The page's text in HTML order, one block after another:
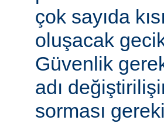
çok sayıda
oluşacak
Güvenlik
adı
sorması